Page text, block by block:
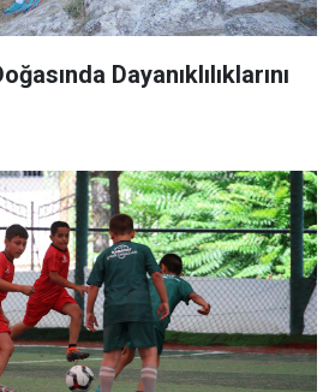
Dayanıklılıklarını